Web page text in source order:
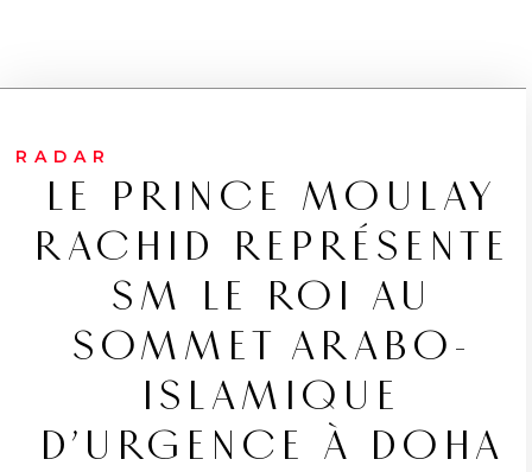
RADAR
LE PRINCE MOULAY
RACHID REPRÉSENTE
SM LE ROI AU
SOMMET ARABO-
ISLAMIQUE
D’URGENCE À DOHA